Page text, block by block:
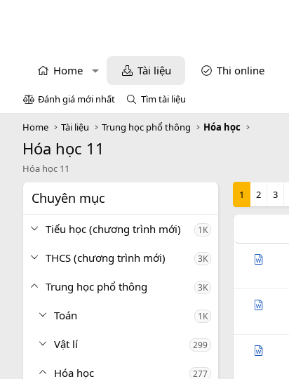
Home Tài liệu Thi online
Đánh giá mới nhất Tìm tài liệu
Home Tài liệu Trung học phổ thông Hóa học
Hóa học 11
Hóa học 11
Chuyên mục
Tiểu học (chương trình mới) 1K
THCS (chương trình mới) 3K
Trung học phổ thông 3K
Toán 1K
Vật lí 299
Hóa học 277
1 2 3